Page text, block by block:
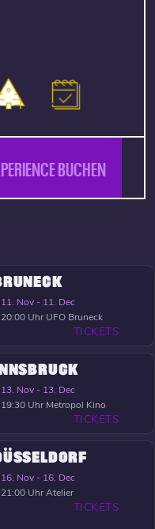
BUCHEN
11. Nov - 11. Dec
20:00 Uhr UFO Bruneck
TICKETS
13. Nov - 13. Dec
19:30 Uhr Metropol Kino
TICKETS
16. Nov - 16. Dec
21:00 UhrAtelier
TICKETS